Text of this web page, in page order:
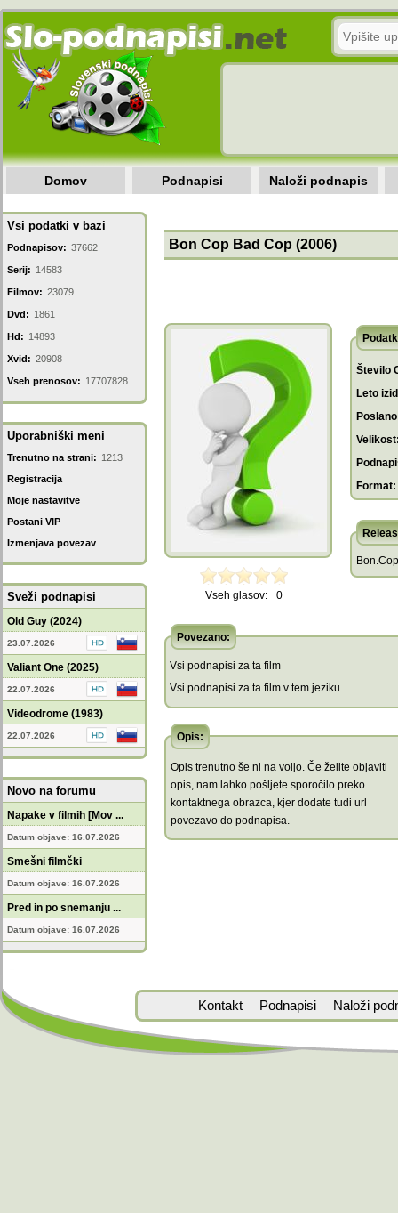
Domov Podnapisi Naloži podnapis
Vsi podatki v bazi
Podnapisov: 37662
Serij: 14583
Filmov: 23079
Dvd: 1861
Hd: 14893
Xvid: 20908
Vseh prenosov: 17707828
Uporabniški meni
Trenutno na strani: 1213
Registracija
Moje nastavitve
Postani VIP
Izmenjava povezav
Sveži podnapisi
Old Guy (2024)
23.07.2026
Valiant One (2025)
22.07.2026
Videodrome (1983)
22.07.2026
Novo na forumu
Napake v filmih [Mov ...
Datum objave: 16.07.2026
Smešni filmčki
Datum objave: 16.07.2026
Pred in po snemanju ...
Datum objave: 16.07.2026
Bon Cop Bad Cop (2006)
Vseh glasov: 0
Število
Leto
Format:
Povezano:
Vsi podnapisi za ta film
Vsi podnapisi za ta film v tem jeziku
Opis:
Opis trenutno še ni na voljo. Če želite objaviti
opis, nam lahko pošljete sporočilo preko
kontaktnega obrazca, kjer dodate tudi url
povezavo do podnapisa.
Kontakt Podnapisi Naloži